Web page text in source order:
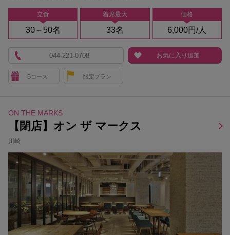
立食
30～50名
着席最大
33名
価格
6,000円/人
Bコース 限定プラン
044-221-0708 お気に入り追加
ON THE MARKS
【閉店】オン ザ マークス
川崎